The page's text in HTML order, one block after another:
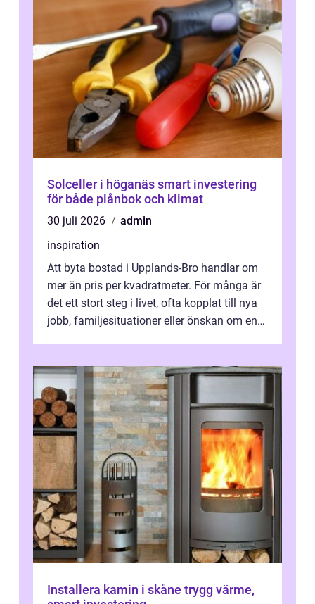
Solceller i höganäs smart investering
för både plånbok och klimat
30 juli 2026
admin
inspiration
Att byta bostad i Upplands-Bro handlar om
mer än pris per kvadratmeter. För många är
det ett stort steg i livet, ofta kopplat till nya
jobb, familjesituationer eller önskan om en
Installera kamin i skåne trygg värme,